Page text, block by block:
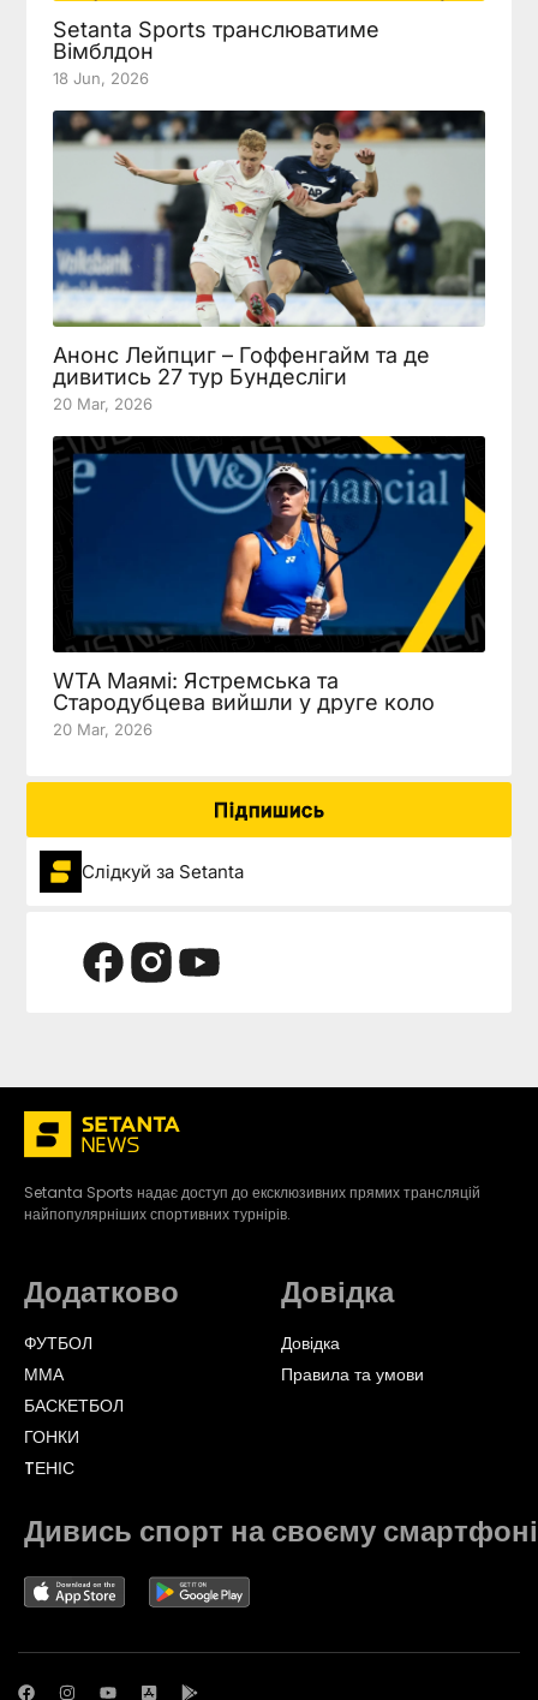
Setanta Sports транслюватиме
Вімблдон
18 Jun, 2026
Анонс Лейпциг – Гоффенгайм та де
дивитись 27 тур Бундесліги
20 Mar, 2026
WTA Маямі: Ястремська та
Стародубцева вийшли у друге коло
20 Mar, 2026
Підпишись
Слідкуй за Setanta
Setanta Sports надає доступ до ексклюзивних прямих трансляцій
найпопулярніших спортивних турнірів.
Додатково
ФУТБОЛ
ММА
БАСКЕТБОЛ
ГОНКИ
TЕНІС
Довідка
Довідка
Правила та умови
Дивись спорт на своєму смартфоні